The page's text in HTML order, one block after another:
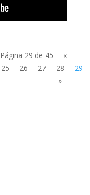
Página 29 de 45
«
25 26 27 28
29
»